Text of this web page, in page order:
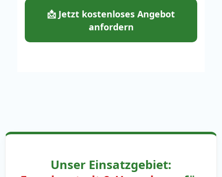
📩 Jetzt kostenloses Angebot
anfordern
Unser Einsatzgebiet: